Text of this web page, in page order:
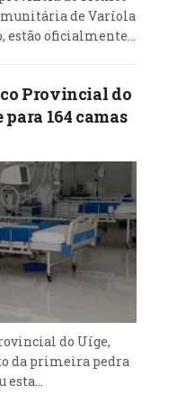
de Varíola
estão oficialmente...
Provincial do
164 camas
do Uíge,
da primeira pedra
esta...